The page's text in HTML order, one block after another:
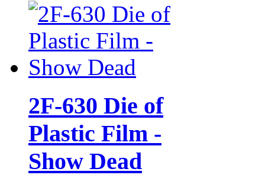
2F-630 Die of
Plastic Film -
Show Dead